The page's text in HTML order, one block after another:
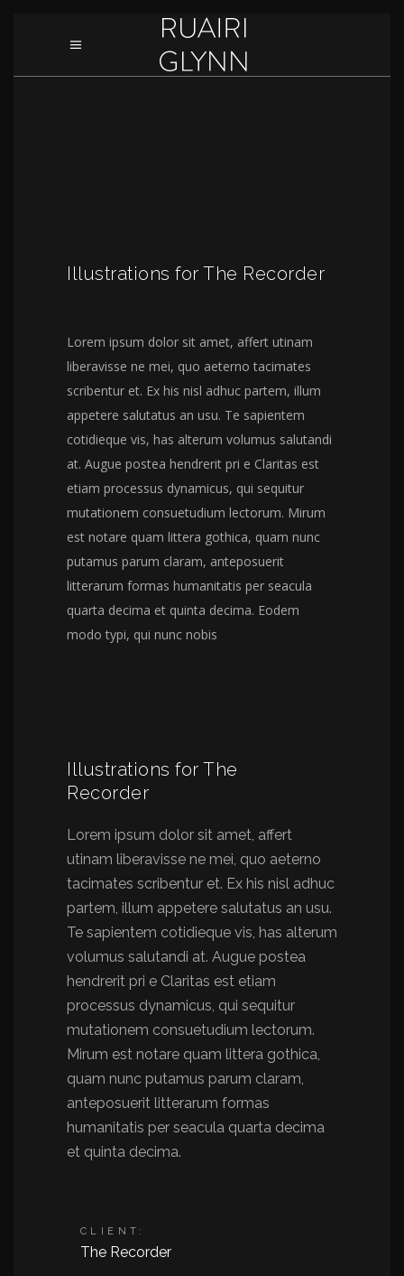
Illustrations for The Recorder
Lorem ipsum dolor sit amet, affert utinam
liberavisse ne mei, quo aeterno tacimates
scribentur et. Ex his nisl adhuc partem, illum
appetere salutatus an usu. Te sapientem
cotidieque vis, has alterum volumus salutandi
at. Augue postea hendrerit pri e Claritas est
etiam processus dynamicus, qui sequitur
mutationem consuetudium lectorum. Mirum
est notare quam littera gothica, quam nunc
putamus parum claram, anteposuerit
litterarum formas humanitatis per seacula
quarta decima et quinta decima. Eodem
modo typi, qui nunc nobis
Illustrations for The
Recorder
Lorem ipsum dolor sit amet, affert
utinam liberavisse ne mei, quo aeterno
tacimates scribentur et. Ex his nisl adhuc
partem, illum appetere salutatus an usu.
Te sapientem cotidieque vis, has alterum
volumus salutandi at. Augue postea
hendrerit pri e Claritas est etiam
processus dynamicus, qui sequitur
mutationem consuetudium lectorum.
Mirum est notare quam littera gothica,
quam nunc putamus parum claram,
anteposuerit litterarum formas
humanitatis per seacula quarta decima
et quinta decima.
CLIENT:
The Recorder